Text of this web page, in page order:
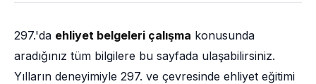
297.'da ehliyet belgeleri çalışma konusunda
aradığınız tüm bilgilere bu sayfada ulaşabilirsiniz.
Yılların deneyimiyle 297. ve çevresinde ehliyet eğitimi